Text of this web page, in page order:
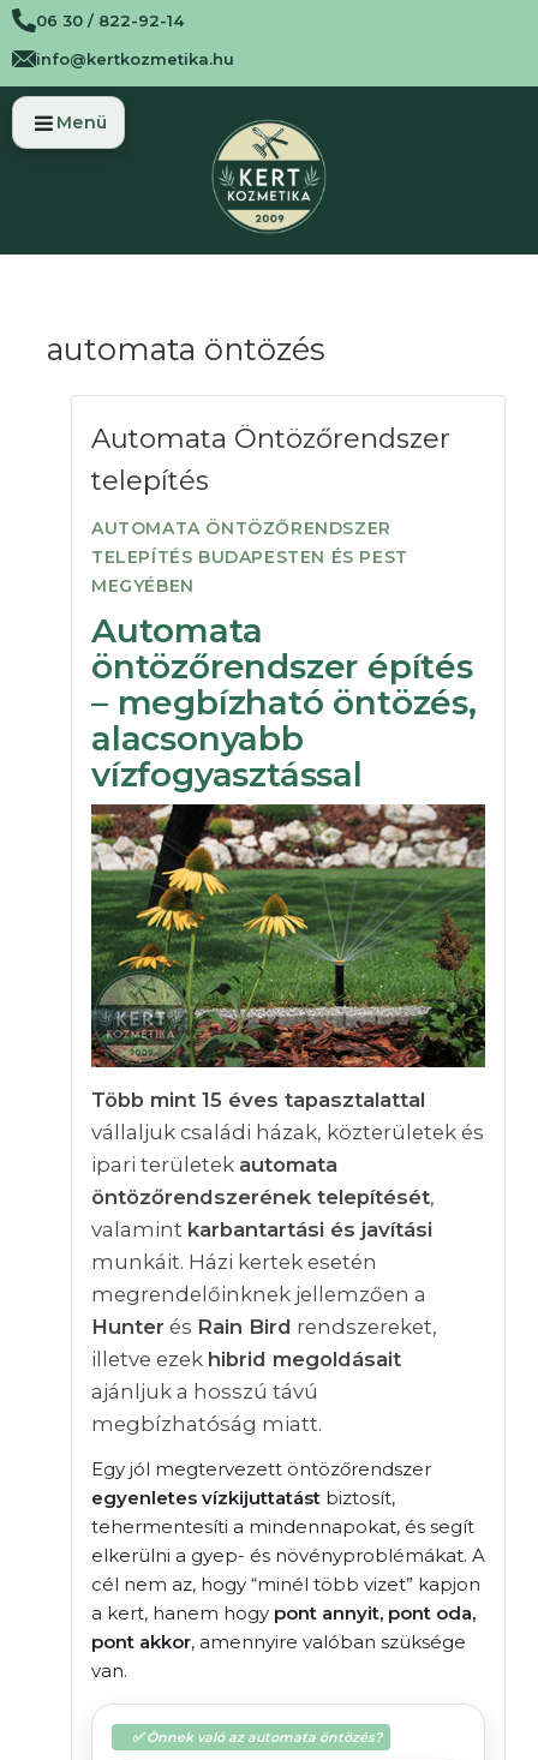
06 30 / 822-92-14
info@kertkozmetika.hu
automata öntözés
Automata Öntözőrendszer
telepítés
AUTOMATA ÖNTÖZŐRENDSZER
TELEPÍTÉS BUDAPESTEN ÉS PEST
MEGYÉBEN
Automata
öntözőrendszer építés
– megbízható öntözés,
alacsonyabb
vízfogyasztással
Több mint 15 éves tapasztalattal
vállaljuk családi házak, közterületek és
ipari területek automata
öntözőrendszerének telepítését,
valamint karbantartási és javítási
munkáit. Házi kertek esetén
megrendelőinknek jellemzően a
Hunter és Rain Bird rendszereket,
illetve ezek hibrid megoldásait
ajánljuk a hosszú távú
megbízhatóság miatt.
Egy jól megtervezett öntözőrendszer
egyenletes vízkijuttatást biztosít,
tehermentesíti a mindennapokat, és segít
elkerülni a gyep- és növényproblémákat. A
cél nem az, hogy “minél több vizet” kapjon
a kert, hanem hogy pont annyit, pont oda,
pont akkor, amennyire valóban szüksége
van.
✅ Önnek való az automata öntözés?